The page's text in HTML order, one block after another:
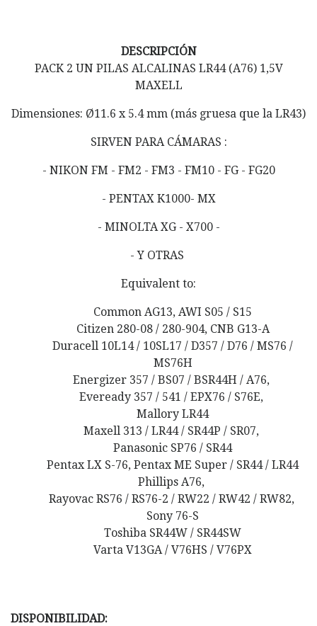
DESCRIPCIÓN
PACK 2 UN PILAS ALCALINAS LR44 (A76) 1,5V
MAXELL
Dimensiones: Ø11.6 x 5.4 mm (más gruesa que la LR43)
SIRVEN PARA CÁMARAS :
- NIKON FM - FM2 - FM3 - FM10 - FG - FG20
- PENTAX K1000- MX
- MINOLTA XG - X700 -
- Y OTRAS
Equivalent to:
Common AG13, AWI S05 / S15
Citizen 280-08 / 280-904, CNB G13-A
Duracell 10L14 / 10SL17 / D357 / D76 / MS76 /
MS76H
Energizer 357 / BS07 / BSR44H / A76,
Eveready 357 / 541 / EPX76 / S76E,
Mallory LR44
Maxell 313 / LR44 / SR44P / SR07,
Panasonic SP76 / SR44
Pentax LX S-76, Pentax ME Super / SR44 / LR44
Phillips A76,
Rayovac RS76 / RS76-2 / RW22 / RW42 / RW82,
Sony 76-S
Toshiba SR44W / SR44SW
Varta V13GA / V76HS / V76PX
DISPONIBILIDAD: